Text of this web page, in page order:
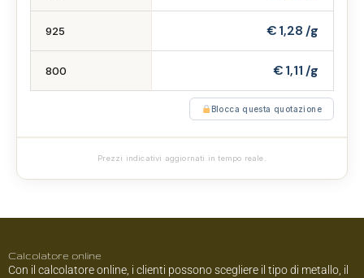
925 € 1,28 /g
800 € 1,11 /g
Blocca questa quotazione
Prezzi indicativi aggiornati in tempo reale.
Calcolatore online
Con il calcolatore online, i clienti possono scegliere il tipo di metallo, il